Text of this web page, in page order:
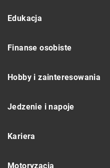
Edukacja
Finanse osobiste
Hobby i zainteresowania
Jedzenie i napoje
Kariera
Motoryzacja